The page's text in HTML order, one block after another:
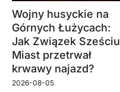
Wojny husyckie na
Górnych Łużycach:
Jak Związek Sześciu
Miast przetrwał
krwawy najazd?
2026-08-05